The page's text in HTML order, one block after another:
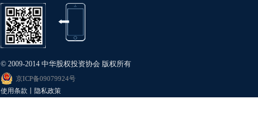
© 2009-2014 中华股权投资协会 版权所有
京ICP备09079924号
使用条款丨隐私政策